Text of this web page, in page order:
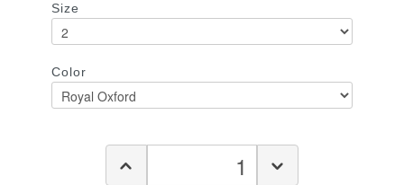
Size
Color